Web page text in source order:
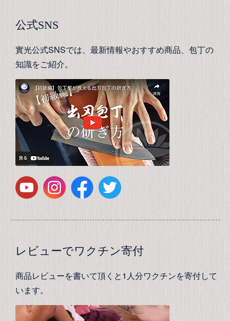
公式SNS
實光公式SNSでは、最新情報やおすすめ商品、包丁の
知識をご紹介。
レビューでワクチン寄付
商品レビューを書いて頂くと1人分ワクチンを寄付して
います。